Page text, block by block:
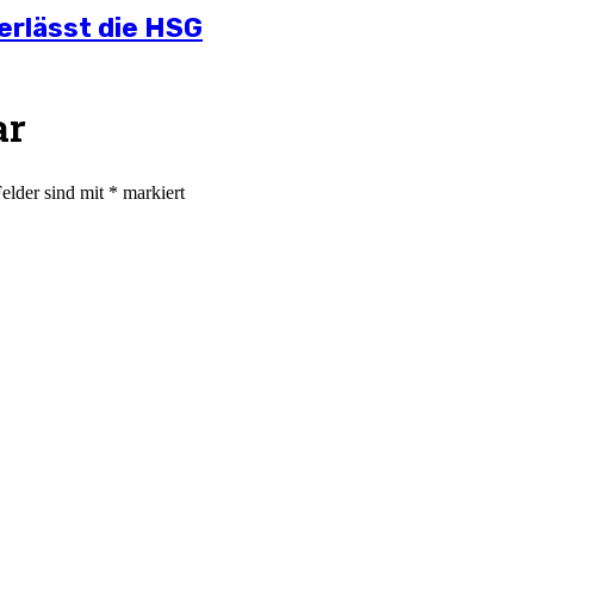
Situation
und Öffentlichkeitsarbeit
die HSG
sind mit * markiert